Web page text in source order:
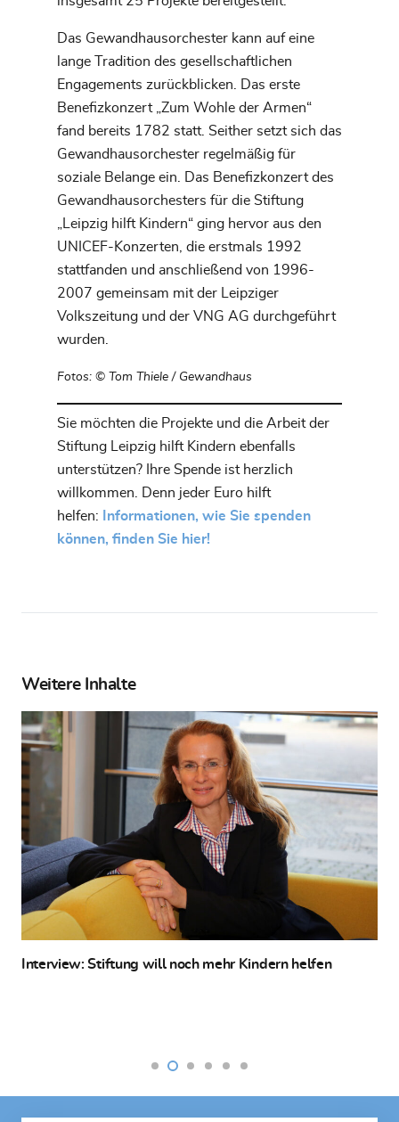
Das Gewandhausorchester kann auf eine
lange Tradition des gesellschaftlichen
Engagements zurückblicken. Das erste
Benefizkonzert „Zum Wohle der Armen“
fand bereits 1782 statt. Seither setzt sich das
Gewandhausorchester regelmäßig für
soziale Belange ein. Das Benefizkonzert des
Gewandhausorchesters für die Stiftung
„Leipzig hilft Kindern“ ging hervor aus den
UNICEF-Konzerten, die erstmals 1992
stattfanden und anschließend von 1996-
2007 gemeinsam mit der Leipziger
Volkszeitung und der VNG AG durchgeführt
wurden.
Fotos: © Tom Thiele / Gewandhaus
Sie möchten die Projekte und die Arbeit der
Stiftung Leipzig hilft Kindern ebenfalls
unterstützen? Ihre Spende ist herzlich
willkommen. Denn jeder Euro hilft
helfen:
Informationen, wie Sie spenden
können, finden Sie hier!
Weitere Inhalte
Interview: Stiftung will noch mehr Kindern helfen